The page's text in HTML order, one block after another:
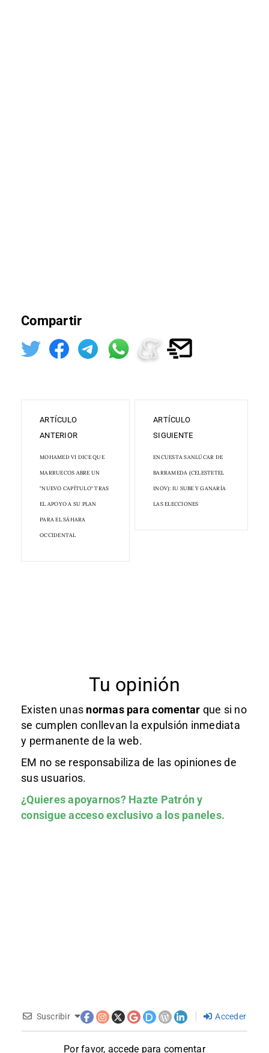
Compartir
ARTÍCULO
ANTERIOR
MOHAMED VI DICE QUE
MARRUECOS ABRE UN
"NUEVO CAPÍTULO" TRAS
EL APOYO A SU PLAN
PARA EL SÁHARA
OCCIDENTAL
ARTÍCULO
SIGUIENTE
ENCUESTA SANLÚCAR DE
BARRAMEDA (CELESTETEL
1NOV): IU SUBE Y GANARÍA
LAS ELECCIONES
Tu opinión
Existen unas normas para comentar que si no
se cumplen conllevan la expulsión inmediata
y permanente de la web.
EM no se responsabiliza de las opiniones de
sus usuarios.
¿Quieres apoyarnos? Hazte Patróny
consigue acceso exclusivo a los paneles.
Suscribir Acceder
Por favor, accede para comentar